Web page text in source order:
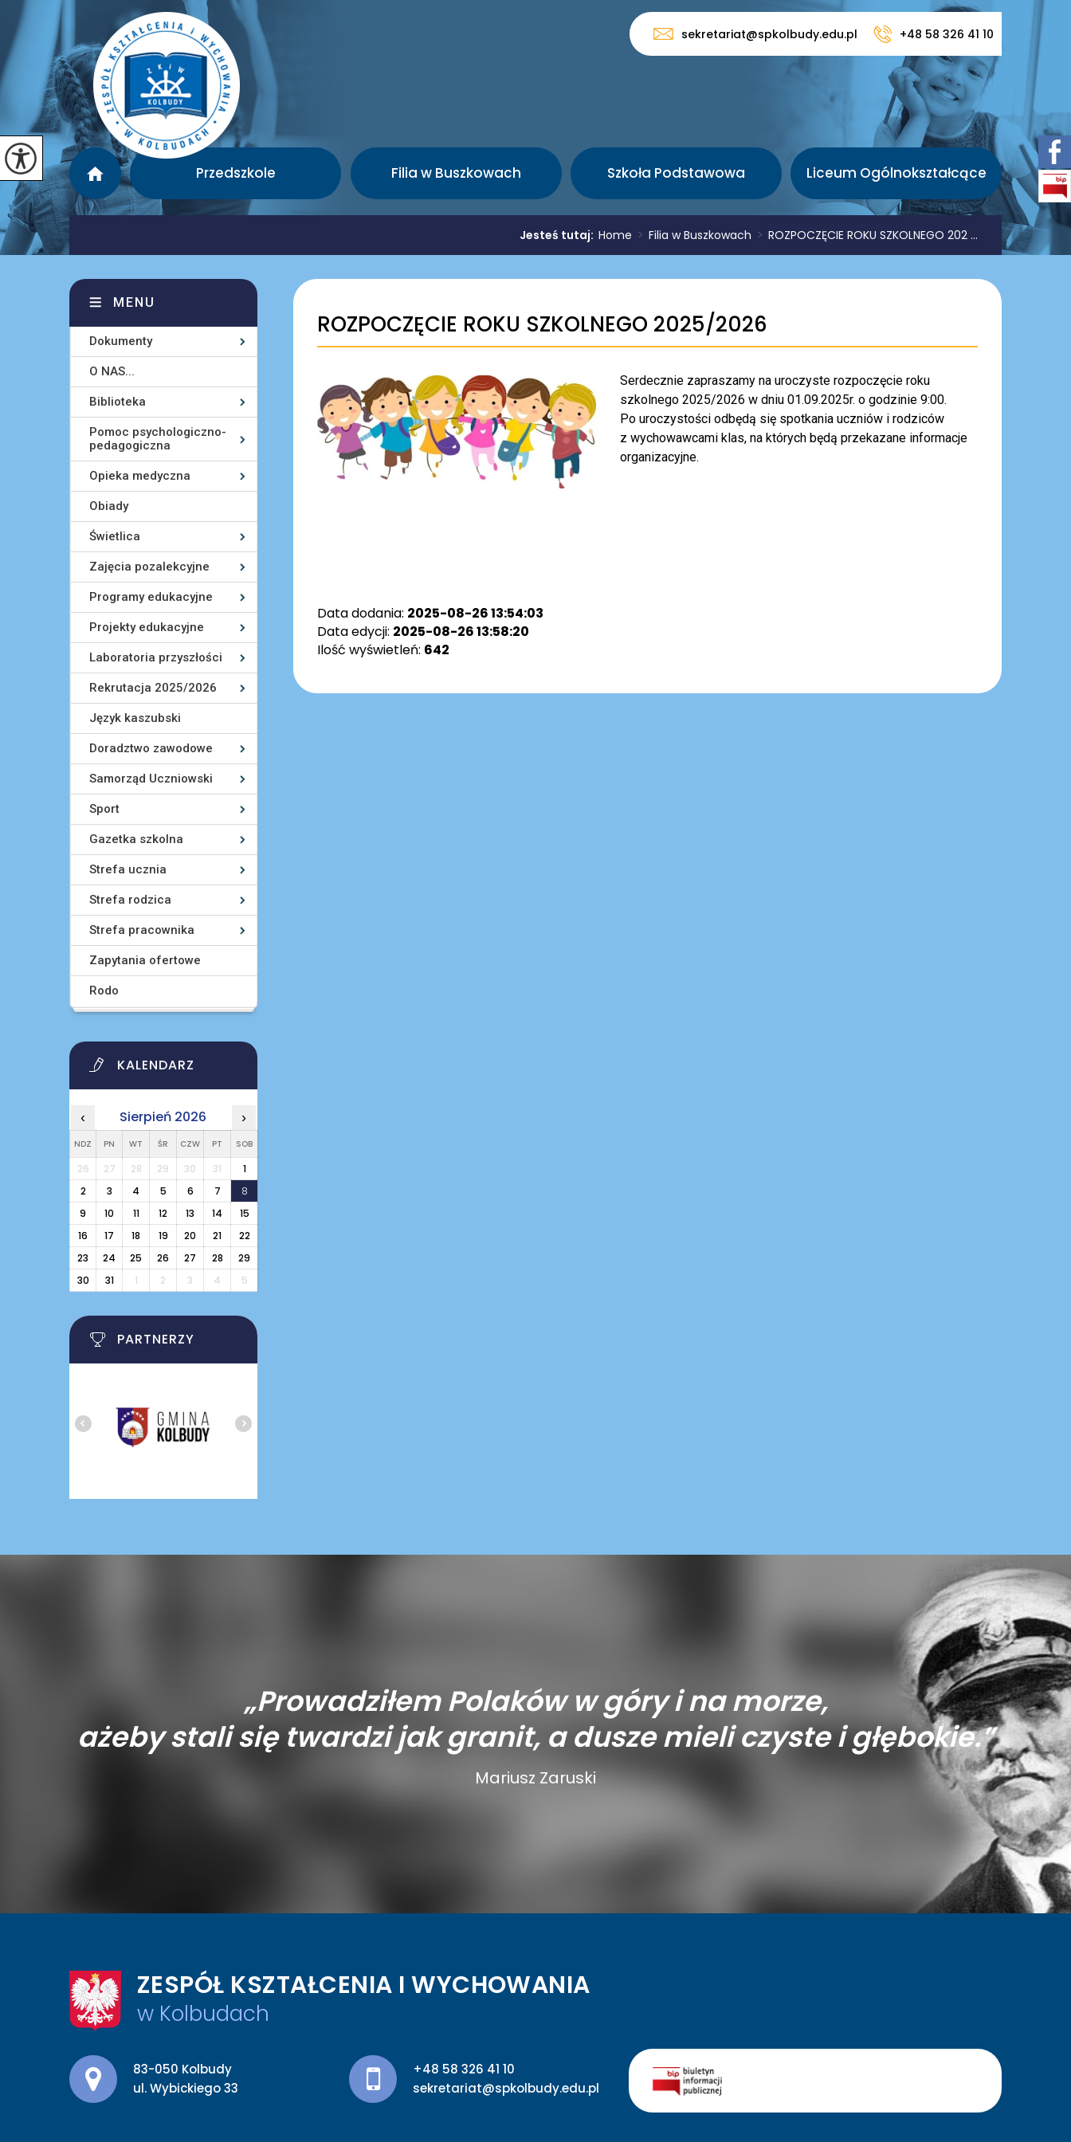
sekretariat@spkolbudy.edu.pl +48 58 326 41 10
Przedszkole Filia w Buszkowach Szkoła Podstawowa Liceum Ogólnokształcące
Jesteś tutaj: Home > Filia w Buszkowach > ROZPOCZĘCIE ROKU SZKOLNEGO 202 ...
ROZPOCZĘCIE ROKU SZKOLNEGO 2025/2026
Serdecznie zapraszamy na uroczyste rozpoczęcie roku
szkolnego 2025/2026 w dniu 01.09.2025r. o godzinie 9:00.
Po uroczystości odbędą się spotkania uczniów i rodziców
z wychowawcami klas, na których będą przekazane informacje
organizacyjne.
Data dodania: 2025-08-26 13:54:03
Data edycji: 2025-08-26 13:58:20
Ilość wyświetleń: 642
MENU
Dokumenty
O NAS...
Biblioteka
Pomoc psychologiczno-
pedagogiczna
Opieka medyczna
Obiady
Świetlica
Zajęcia pozalekcyjne
Programy edukacyjne
Projekty edukacyjne
Laboratoria przyszłości
Rekrutacja 2025/2026
Język kaszubski
Doradztwo zawodowe
Samorząd Uczniowski
Sport
Gazetka szkolna
Strefa ucznia
Strefa rodzica
Strefa pracownika
Zapytania ofertowe
Rodo
KALENDARZ
‹ Sierpień 2026 ›
NDZ PN WT ŚR CZW PT SOB
26 27 28 29 30 31
1
2
3 4 5 6 7
8
9
10 11 12 13 14
15
16
17 18 19 20 21
22
23
24 25 26 27 28
29
30
31 1 2 3 4 5
PARTNERZY
„Prowadziłem Polaków w góry i na morze,
ażeby stali się twardzi jak granit, a dusze mieli czyste i głębokie.”
Mariusz Zaruski
ZESPÓŁ KSZTAŁCENIA I WYCHOWANIA
w Kolbudach
Adres pocztowy:
83-050 Kolbudy
ul. Wybickiego 33
+48 58 326 41 10
sekretariat@spkolbudy.edu.pl